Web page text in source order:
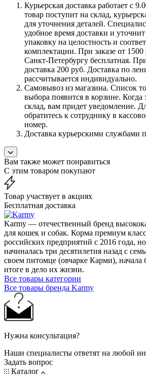
Курьерская доставка работает с
товар поступит на склад,
для уточнения деталей.
удобное время доставки и
упаковку на целостность и
комплектации. При заказе от 1500
Санкт-Петербургу бесплатная.
доставка 200 руб. Доставка по
рассчитывается индивидуально.
Самовывоз из магазина. Список
выбора появится в корзине. Когда
склад, вам придет уведомление.
обратитесь к сотруднику в
номер.
Доставка курьерскими службами
Вам также может понравиться
С этим товаром покупают
Товар участвует в акциях
Бесплатная доставка
Karmy — отечественный бренд
для кошек и собак. Корма премиум
российских предприятий с 2016 года,
начиналась три десятилетия назад с
своем питомце (овчарке Карми), начала
итоге в дело их жизни.
Все товары категории
Все товары бренда Karmy
Нужна консультация?
Наши специалисты ответят на любой
Задать вопрос
Каталог